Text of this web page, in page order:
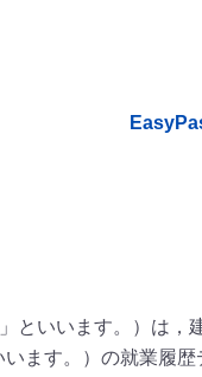
といいます。）は
ます。）の就業履